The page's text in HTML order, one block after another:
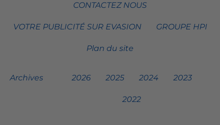
CONTACTEZ NOUS
VOTRE PUBLICITÉ SUR EVASION GROUPE HPI
Plan du site
Archives 2026 2025 2024 2023
2022